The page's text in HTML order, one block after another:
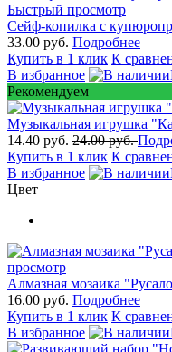
Быстрый просмотр
Сейф-копилка с
33.00 руб. Подробнее
Купить в 1 клик К
В избранное
Рекомендуем
Музыкальная игрушка
14.40 руб. 24.00 руб.
Купить в 1 клик К
В избранное
Цвет
просмотр
Алмазная мозаика
16.00 руб. Подробнее
Купить в 1 клик К
В избранное